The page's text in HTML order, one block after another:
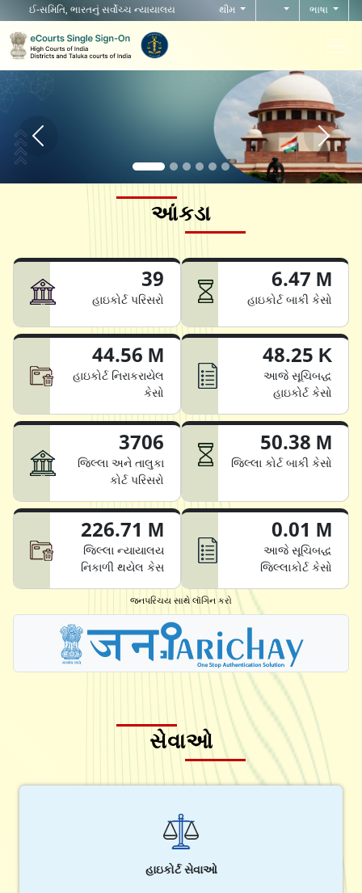
ઈ-સમિતિ, ભારતનું સર્વોચ્ચ ન્યાયાલય થીમ ભાષા
Home page carousel Previous button Home
આંકડા
39
હાઇકોર્ટ પરિસરો
6.47 M
હાઇકોર્ટ બાકી કેસો
44.56 M
હાઇકોર્ટ નિરાકરાયેલ
કેસો
48.25 K
આજે સૂચિબદ્ધ
હાઇકોર્ટ કેસો
3706
જિલ્લા અને તાલુકા
કોર્ટ પરિસરો
50.38 M
જિલ્લા કોર્ટ બાકી કેસો
226.71 M
જિલ્લા ન્યાયાલય
નિકાળી થયેલ કેસ
0.01 M
આજે સૂચિબદ્ધ
જિલ્લાકોર્ટ કેસો
જનપરિચય સાથે લૉગિન કરો
સેવાઓ
હાઇકોર્ટ સેવાઓ